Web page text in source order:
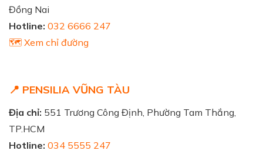
Đồng Nai
Hotline: 032 6666 247
🗺️ Xem chỉ đường
📍 PENSILIA VŨNG TÀU
Địa chỉ: 551 Trương Công Định, Phường Tam Thắng,
TP.HCM
Hotline: 034 5555 247